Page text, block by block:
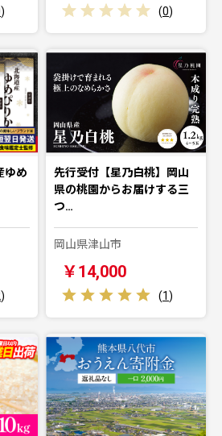
) (0)
ゆめ
)
先行受付【星乃白桃】岡山
県の桃園からお届けする三
つ…
岡山県津山市
￥14,000
(1)